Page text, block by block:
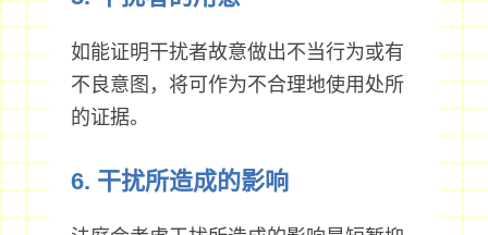
如能证明干扰者故意做出不当行为或有
不良意图，将可作为不合理地使用处所
的证据。
6. 干扰所造成的影响